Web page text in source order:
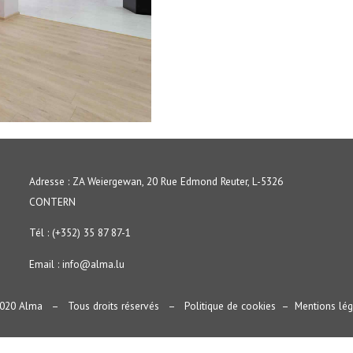
Adresse : ZA Weiergewan, 20 Rue Edmond Reuter, L-5326
CONTERN
Tél : (+352) 35 87 87-1
Email :info@alma.lu
Alma – Tous droits réservés – Politique de cookies – Mentions